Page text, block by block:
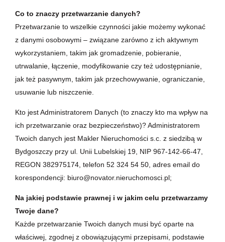
Co to znaczy przetwarzanie danych?
Przetwarzanie to wszelkie czynności jakie możemy wykonać
z danymi osobowymi – związane zarówno z ich aktywnym
wykorzystaniem, takim jak gromadzenie, pobieranie,
utrwalanie, łączenie, modyfikowanie czy też udostępnianie,
jak też pasywnym, takim jak przechowywanie, ograniczanie,
usuwanie lub niszczenie.
Kto jest Administratorem Danych (to znaczy kto ma wpływ na
ich przetwarzanie oraz bezpieczeństwo)? Administratorem
Twoich danych jest Makler Nieruchomości s.c. z siedzibą w
Bydgoszczy przy ul. Unii Lubelskiej 19, NIP 967-142-66-47,
REGON 382975174, telefon 52 324 54 50, adres email do
korespondencji: biuro@novator.nieruchomosci.pl;
Na jakiej podstawie prawnej i w jakim celu przetwarzamy
Twoje dane?
Każde przetwarzanie Twoich danych musi być oparte na
właściwej, zgodnej z obowiązującymi przepisami, podstawie